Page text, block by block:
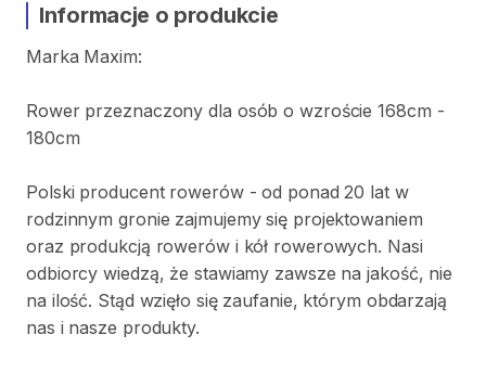
Informacje o produkcie
Marka Maxim:
Rower przeznaczony dla osób o wzroście 168cm -
180cm
Polski producent rowerów - od ponad 20 lat w
rodzinnym gronie zajmujemy się projektowaniem
oraz produkcją rowerów i kół rowerowych. Nasi
odbiorcy wiedzą​,​ że stawiamy zawsze na jakość​,​ nie
na ilość. Stąd wzięło się zaufanie​,​ którym obdarzają
nas i nasze produkty.